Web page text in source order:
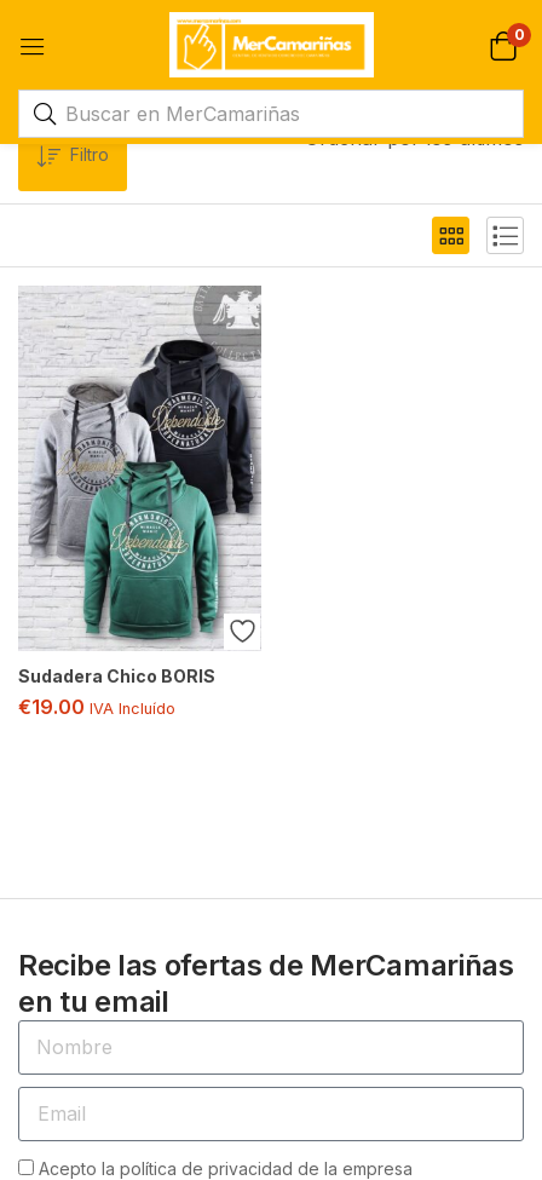
0
Filtro
Ordenar por los últimos
Sudadera Chico BORIS
€19.00 IVA Incluído
Recibe las ofertas de MerCamariñas
en tu email
Acepto la política de privacidad de la empresa